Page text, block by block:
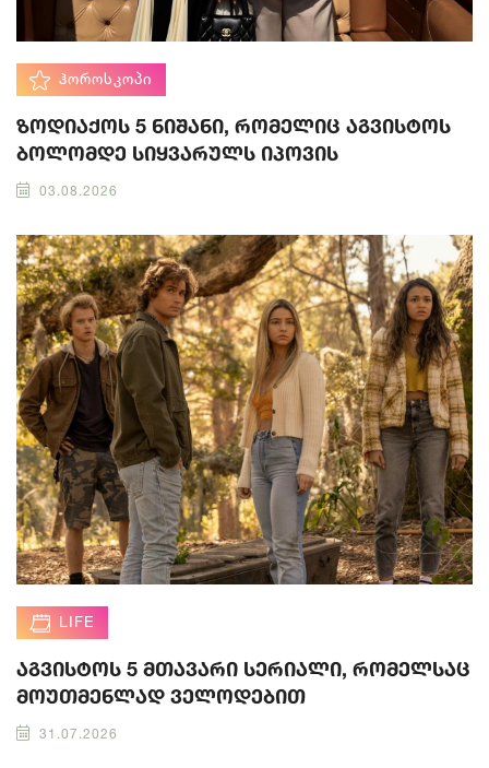
ᲰᲝᲠᲝᲡᲙᲝᲞᲘ
ზოდიაქოს 5 ნიშანი, რომელიც აგვისტოს
ბოლომდე სიყვარულს იპოვის
03.08.2026
LIFE
აგვისტოს 5 მთავარი სერიალი, რომელსაც
მოუთმენლად ველოდებით
31.07.2026